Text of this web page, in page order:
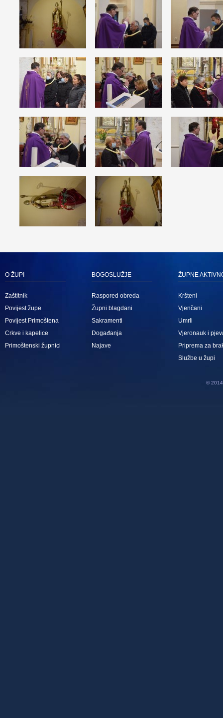
O ŽUPI
Zaštitnik
Povijest župe
Povijest Primoštena
Crkve i kapelice
Primoštenski župnici
BOGOSLUŽJE
Raspored obreda
Župni blagdani
Sakramenti
Događanja
Najave
ŽUPNE
Kršteni
Vjenčani
Umrli
Vjeronauk i
Priprema za
Službe u župi
© 2014